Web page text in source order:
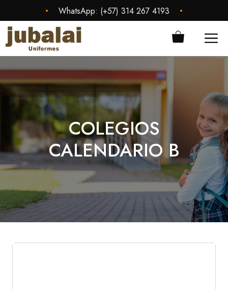
contenido
• WhatsApp: (+57) 314 267 4193 •
COLEGIOS
CALENDARIO B